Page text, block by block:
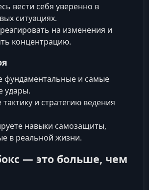
вести себя уверенно в
ситуациях.
на изменения и
концентрацию.
фундаментальные и самые
удары.
тактику и стратегию ведения
навыки самозащиты,
в реальной жизни.
— это больше, чем